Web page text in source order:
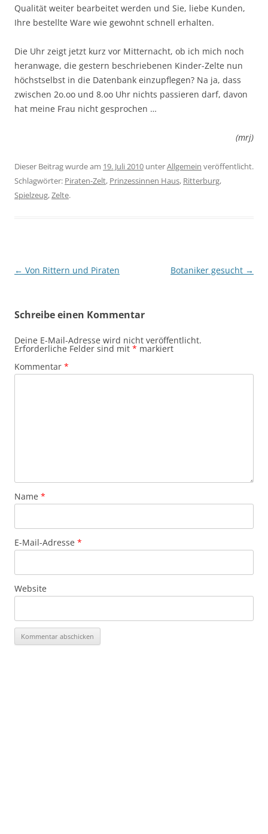
Qualität weiter bearbeitet werden und Sie, liebe Kunden,
Ihre bestellte Ware wie gewohnt schnell erhalten.
Die Uhr zeigt jetzt kurz vor Mitternacht, ob ich mich noch
heranwage, die gestern beschriebenen Kinder-Zelte nun
höchstselbst in die Datenbank einzupflegen? Na ja, dass
zwischen 2o.oo und 8.oo Uhr nichts passieren darf, davon
hat meine Frau nicht gesprochen …
(mrj)
Dieser Beitrag wurde am 19. Juli 2010 unterAllgemein veröffentlicht.
Schlagwörter: Piraten-Zelt, Prinzessinnen Haus, Ritterburg,
Spielzeug,Zelte.
Beitragsnavigation
← Von Rittern und Piraten Botaniker gesucht →
Schreibe einen Kommentar
Deine E-Mail-Adresse wird nicht veröffentlicht.
Erforderliche Felder sind mit * markiert
Kommentar *
Name *
E-Mail-Adresse *
Website